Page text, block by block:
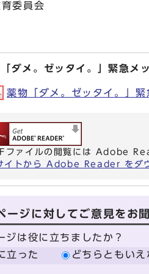
委員会
ダメ。ゼッタイ。」緊急メ
薬物「ダメ。ゼッタイ。」
ファイルの閲覧には Adobe
イトから Adobe Reader をダウ
ージに対してご意見をお
ジは役に立ちましたか？
立った
どちらともいえ